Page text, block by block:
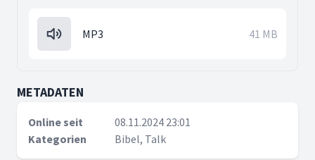
MP3 41 MB
METADATEN
Online seit
08.11.2024 23:01
Kategorien
Bibel, Talk